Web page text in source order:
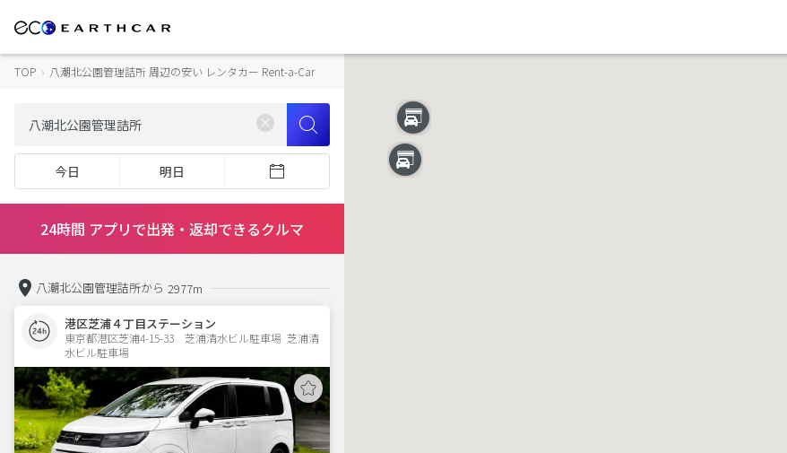
TOP › 八潮北公園管理詰所 周辺の安い レンタカー Rent-a-Car
今日 明日
24時間 アプリで出発・返却できるクルマ
八潮北公園管理詰所から 2977m
港区芝浦４丁目ステーション
東京都港区芝浦4-15-33　芝浦清水ビル駐車場  芝浦清
水ビル駐車場